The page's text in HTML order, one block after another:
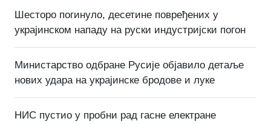
Шесторо погинуло, десетине повређених у
украјинском нападу на руски индустријски погон
Министарство одбране Русије објавило детаље
нових удара на украјинске бродове и луке
НИС пустио у пробни рад гасне електране